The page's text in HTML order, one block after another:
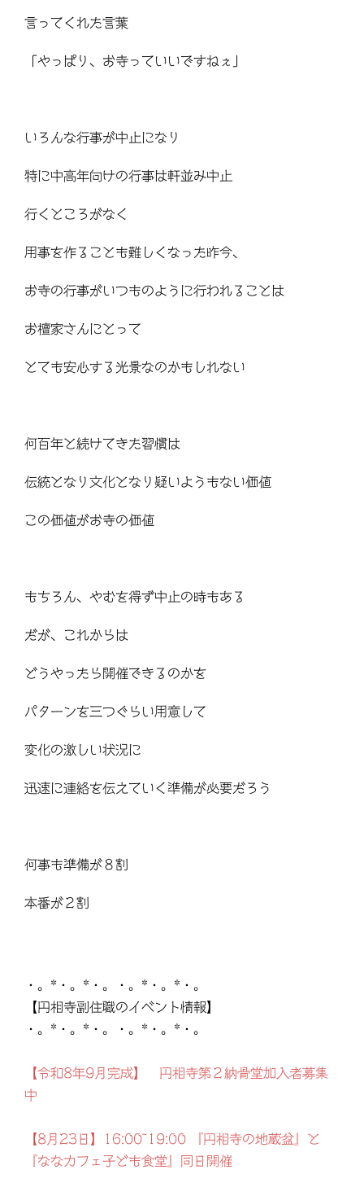
言ってくれた言葉
「やっぱり、お寺っていいですねぇ」
いろんな行事が中止になり
特に中高年向けの行事は軒並み中止
行くところがなく
用事を作ることも難しくなった昨今、
お寺の行事がいつものように行われることは
お檀家さんにとって
とても安心する光景なのかもしれない
何百年と続けてきた習慣は
伝統となり文化となり疑いようもない価値
この価値がお寺の価値
もちろん、やむを得ず中止の時もある
だが、これからは
どうやったら開催できるのかを
パターンを三つぐらい用意して
変化の激しい状況に
迅速に連絡を伝えていく準備が必要だろう
何事も準備が８割
本番が２割
・。*・。*・。・。*・。*・。
【円相寺副住職のイベント情報】
・。*・。*・。・。*・。*・。
【令和8年9月完成】 円相寺第２納骨堂加入者募集
中
【8月23日】16:00~19:00 『円相寺の地蔵盆』と
『ななカフェ子ども食堂』同日開催